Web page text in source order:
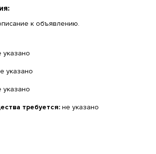
к объявлению.
указано
указано
указано
требуется: не указано